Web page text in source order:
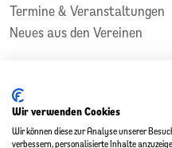
Termine & Veranstaltungen
Neues aus den Vereinen
In Zusammenarbeit
Wir verwenden Cookies
Wir können diese zur Analyse unserer
verbessern, personalisierte Inhalte